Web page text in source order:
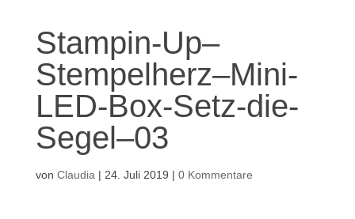
Stampin-Up–
Stempelherz–Mini-
LED-Box-Setz-die-
Segel–03
von Claudia | 24. Juli 2019 | 0 Kommentare